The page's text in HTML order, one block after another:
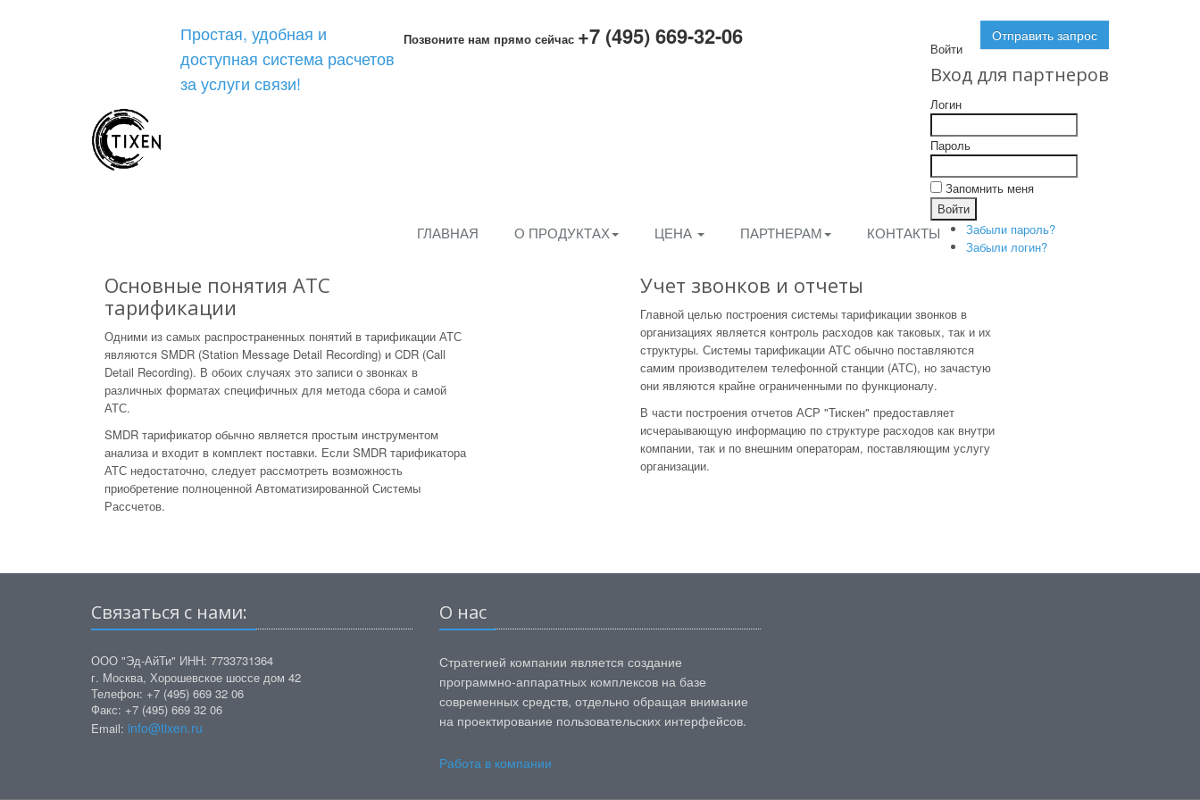
Простая, удобная и
доступная система расчетов
за услуги связи!
Позвоните нам прямо сейчас +7 (495) 669-32-06 Отправить запрос
Войти
Вход для партнеров
Логин
Пароль
Запомнить меня
Забыли пароль?
Забыли логин?
ГЛАВНАЯ О ПРОДУКТАХ ЦЕНА ПАРТНЕРАМ КОНТАКТЫ
Основные понятия АТС
тарификации
Одними из самых распространенных понятий в тарификации АТС
являются SMDR (Station Message Detail Recording) и CDR (Call
Detail Recording). В обоих случаях это записи о звонках в
различных форматах специфичных для метода сбора и самой
АТС.
SMDR тарификатор обычно является простым инструментом
анализа и входит в комплект поставки. Если SMDR тарификатора
АТС недостаточно, следует рассмотреть возможность
приобретение полноценной Автоматизированной Системы
Рассчетов.
Учет звонков и отчеты
Главной целью построения системы тарификации звонков в
организациях является контроль расходов как таковых, так и их
структуры. Системы тарификации АТС обычно поставляются
самим производителем телефонной станции (АТС), но зачастую
они являются крайне ограниченными по функционалу.
В части построения отчетов АСР "Тискен" предоставляет
исчераывающую информацию по структуре расходов как внутри
компании, так и по внешним операторам, поставляющим услугу
организации.
Связаться с нами:
ООО "Эд-АйТи" ИНН: 7733731364
г. Москва, Хорошевское шоссе дом 42
Телефон: +7 (495) 669 32 06
Факс: +7 (495) 669 32 06
Email: info@tixen.ru
О нас
Стратегией компании является создание
программно-аппаратных комплексов на базе
современных средств, отдельно обращая внимание
на проектирование пользовательских интерфейсов.
Работа в компании